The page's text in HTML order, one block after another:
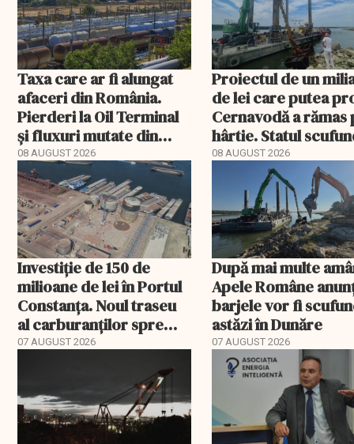
Taxa care ar fi alungat
afaceri din România.
Pierderi la Oil Terminal
și fluxuri mutate din
Portul Constanța
08 AUGUST 2026
Proiectul de un
de lei care putea
Cernavodă a rămas
hârtie. Statul
acum barje în
08 AUGUST 2026
Investiție de 150 de
milioane de lei în Portul
Constanța. Noul traseu
al carburanților spre
Europa
07 AUGUST 2026
După mai multe
Apele Române
barjele vor fi
astăzi în Dunăre
07 AUGUST 2026